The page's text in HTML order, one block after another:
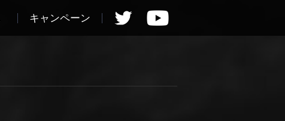
キャンペーン